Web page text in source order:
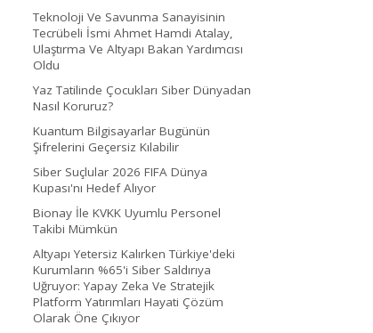
Teknoloji Ve Savunma Sanayisinin
Tecrübeli İsmi Ahmet Hamdi Atalay,
Ulaştırma Ve Altyapı Bakan Yardımcısı
Oldu
Yaz Tatilinde Çocukları Siber Dünyadan
Nasıl Koruruz?
Kuantum Bilgisayarlar Bugünün
Şifrelerini Geçersiz Kılabilir
Siber Suçlular 2026 FIFA Dünya
Kupası'nı Hedef Alıyor
Bionay İle KVKK Uyumlu Personel
Takibi Mümkün
Altyapı Yetersiz Kalırken Türkiye'deki
Kurumların %65'i Siber Saldırıya
Uğruyor: Yapay Zeka Ve Stratejik
Platform Yatırımları Hayati Çözüm
Olarak Öne Çıkıyor